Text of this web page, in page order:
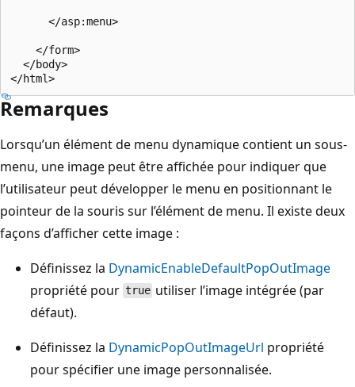
      </asp:menu>
    </form>
  </body>
Remarques
Lorsqu’un élément de menu dynamique contient un sous-
menu, une image peut être affichée pour indiquer que
l’utilisateur peut développer le menu en positionnant le
pointeur de la souris sur l’élément de menu. Il existe deux
façons d’afficher cette image :
Définissez la DynamicEnableDefaultPopOutImage
propriété pour true utiliser l’image intégrée (par
défaut).
Définissez la DynamicPopOutImageUrl propriété
pour spécifier une image personnalisée.